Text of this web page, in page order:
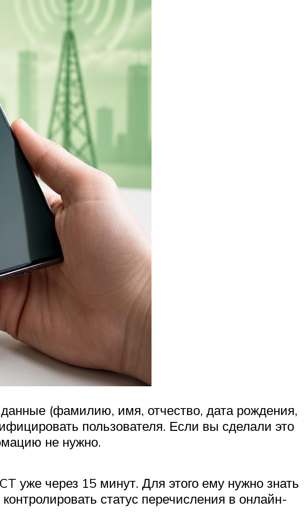
(фамилию, имя, отчество, дата рождения,
пользователя. Если вы сделали это
не нужно.
уже через 15 минут. Для этого ему нужно знать
статус перечисления в онлайн-